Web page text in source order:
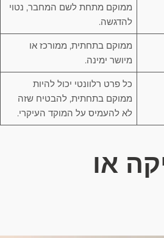
ממוקם מתחת לשם המחבר, נטוי
להדגשה.
ממוקם בתחתית, ממורכז או
מיושר ימינה.
כל פרט רלוונטי יכול להיות
ממוקם בתחתית, להבטיח שזה
לא להעמיס על המוקד העיקרי.
או